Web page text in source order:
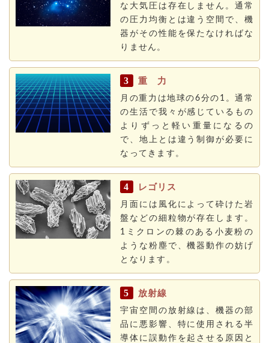
な大気圧は存在しません。通常
の圧力均衡とは違う空間で、機
器がその性能を保たなければな
りません。
3 重 力
月の重力は地球の6分の1。通常
の生活で我々が感じているもの
よりずっと軽い重量になるの
で、地上とは違う制御が必要に
なってきます。
4 レゴリス
月面には風化によって砕けた岩
盤などの細粒物が存在します。
1ミクロンの棘のある小麦粉の
ような粉塵で、機器動作の妨げ
となります。
5 放射線
宇宙空間の放射線は、機器の部
品に悪影響、特に使用される半
導体に誤動作を起させる原因と